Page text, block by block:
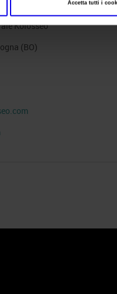
Accetta tutti i
Kolosseo
(BO)